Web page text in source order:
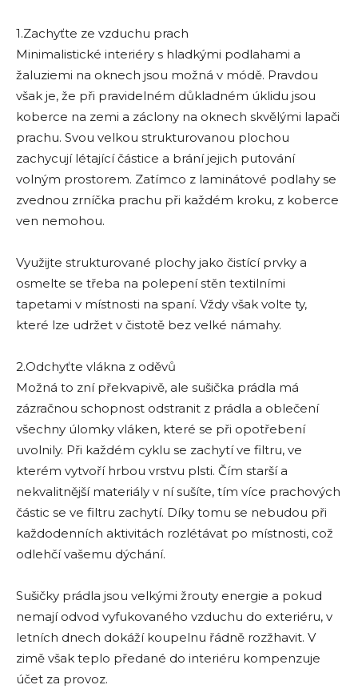
1.Zachyťte ze vzduchu prach
Minimalistické interiéry s hladkými podlahami a
žaluziemi na oknech jsou možná v módě. Pravdou
však je, že při pravidelném důkladném úklidu jsou
koberce na zemi a záclony na oknech skvělými lapači
prachu. Svou velkou strukturovanou plochou
zachycují létající částice a brání jejich putování
volným prostorem. Zatímco z laminátové podlahy se
zvednou zrníčka prachu při každém kroku, z koberce
ven nemohou.
Využijte strukturované plochy jako čistící prvky a
osmelte se třeba na polepení stěn textilními
tapetami v místnosti na spaní. Vždy však volte ty,
které lze udržet v čistotě bez velké námahy.
2.Odchyťte vlákna z oděvů
Možná to zní překvapivě, ale sušička prádla má
zázračnou schopnost odstranit z prádla a oblečení
všechny úlomky vláken, které se při opotřebení
uvolnily. Při každém cyklu se zachytí ve filtru, ve
kterém vytvoří hrbou vrstvu plsti. Čím starší a
nekvalitnější materiály v ní sušíte, tím více prachových
částic se ve filtru zachytí. Díky tomu se nebudou při
každodenních aktivitách rozlétávat po místnosti, což
odlehčí vašemu dýchání.
Sušičky prádla jsou velkými žrouty energie a pokud
nemají odvod vyfukovaného vzduchu do exteriéru, v
letních dnech dokáží koupelnu řádně rozžhavit. V
zimě však teplo předané do interiéru kompenzuje
účet za provoz.